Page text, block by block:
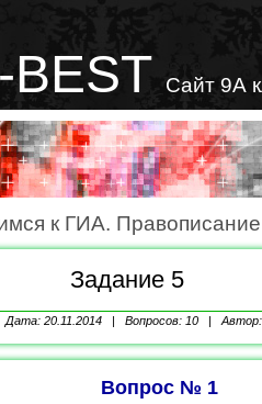
BEST Сайт 9А
к ГИА.
Задание 5
Дата: 20.11.2014 | Вопросов: 10 |
Вопрос № 1